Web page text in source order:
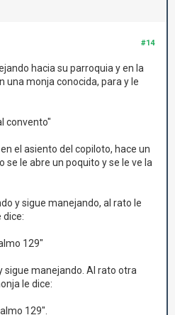
#14
hacia su parroquia y en la
una monja conocida, para y le
convento"
el asiento del copiloto, hace un
se le abre un poquito y se le ve la
y sigue manejando, al rato le
dice:
129"
sigue manejando. Al rato otra
le dice:
129".